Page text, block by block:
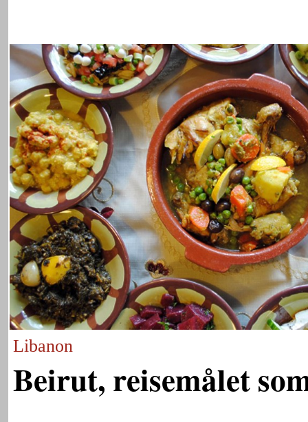
Libanon
Beirut, reisemålet